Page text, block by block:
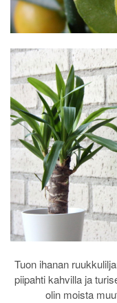
Tuon ihanan
piipahti kahvilla ja
olin moista